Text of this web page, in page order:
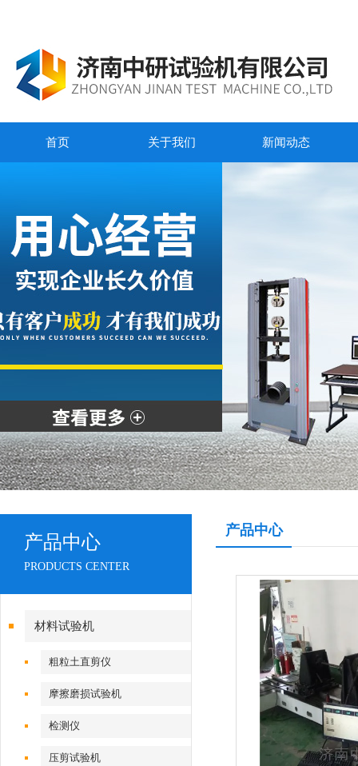
首页 关于我们 新闻动态
产品中心
PRODUCTS CENTER
材料试验机
粗粒土直剪仪
摩擦磨损试验机
检测仪
压剪试验机
产品中心